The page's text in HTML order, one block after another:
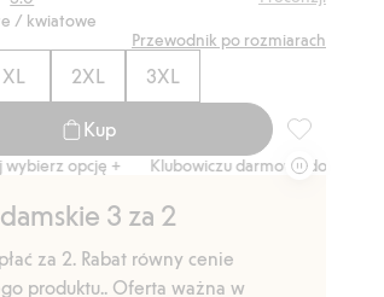
/ kwiatowe
Przewodnik po rozmiarach
XL 2XL 3XL
Kup
Biodrówki
+ Klubowiczu darmowa dostawa od 150 zł
3 za 2
za 2. Rabat równy cenie
produktu.. Oferta ważna w